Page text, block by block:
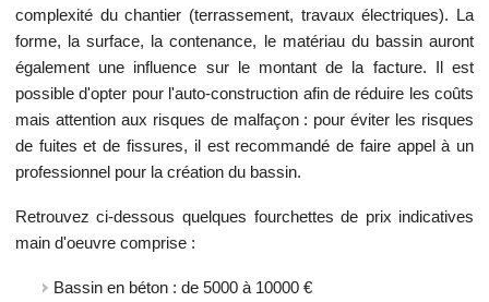
complexité du chantier (terrassement, travaux électriques). La
forme, la surface, la contenance, le matériau du bassin auront
également une influence sur le montant de la facture. Il est
possible d'opter pour l'auto-construction afin de réduire les coûts
mais attention aux risques de malfaçon : pour éviter les risques
de fuites et de fissures, il est recommandé de faire appel à un
professionnel pour la création du bassin.
Retrouvez ci-dessous quelques fourchettes de prix indicatives
main d'oeuvre comprise :
Bassin en béton : de 5000 à 10000 €